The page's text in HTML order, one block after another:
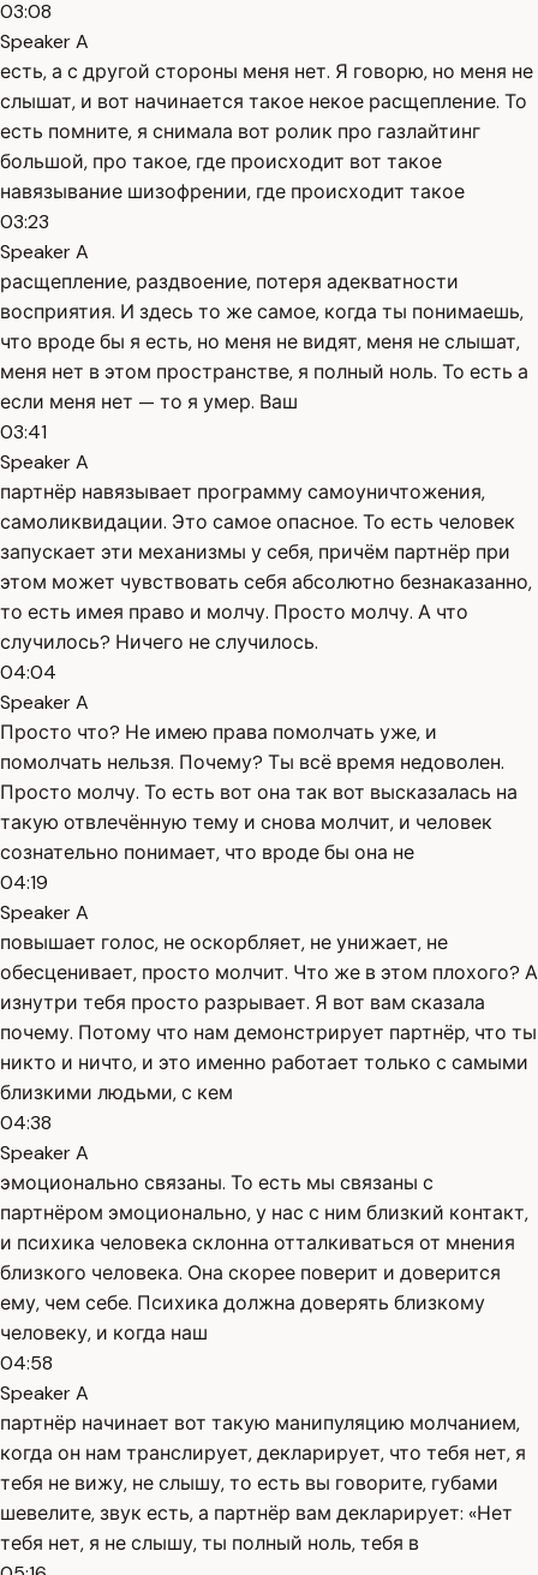
03:08
Speaker A
есть, а с другой стороны меня нет. Я говорю, но меня не
слышат, и вот начинается такое некое расщепление. То
есть помните, я снимала вот ролик про газлайтинг
большой, про такое, где происходит вот такое
навязывание шизофрении, где происходит такое
03:23
Speaker A
расщепление, раздвоение, потеря адекватности
восприятия. И здесь то же самое, когда ты понимаешь,
что вроде бы я есть, но меня не видят, меня не слышат,
меня нет в этом пространстве, я полный ноль. То есть а
если меня нет — то я умер. Ваш
03:41
Speaker A
партнёр навязывает программу самоуничтожения,
самоликвидации. Это самое опасное. То есть человек
запускает эти механизмы у себя, причём партнёр при
этом может чувствовать себя абсолютно безнаказанно,
то есть имея право и молчу. Просто молчу. А что
случилось? Ничего не случилось.
04:04
Speaker A
Просто что? Не имею права помолчать уже, и
помолчать нельзя. Почему? Ты всё время недоволен.
Просто молчу. То есть вот она так вот высказалась на
такую отвлечённую тему и снова молчит, и человек
сознательно понимает, что вроде бы она не
04:19
Speaker A
повышает голос, не оскорбляет, не унижает, не
обесценивает, просто молчит. Что же в этом плохого? А
изнутри тебя просто разрывает. Я вот вам сказала
почему. Потому что нам демонстрирует партнёр, что ты
никто и ничто, и это именно работает только с самыми
близкими людьми, с кем
04:38
Speaker A
эмоционально связаны. То есть мы связаны с
партнёром эмоционально, у нас с ним близкий контакт,
и психика человека склонна отталкиваться от мнения
близкого человека. Она скорее поверит и доверится
ему, чем себе. Психика должна доверять близкому
человеку, и когда наш
04:58
Speaker A
партнёр начинает вот такую манипуляцию молчанием,
когда он нам транслирует, декларирует, что тебя нет, я
тебя не вижу, не слышу, то есть вы говорите, губами
шевелите, звук есть, а партнёр вам декларирует: «Нет
тебя нет, я не слышу, ты полный ноль, тебя в